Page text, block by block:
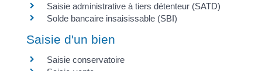
Saisie administrative à tiers détenteur (SATD)
Solde bancaire insaisissable (SBI)
Saisie d'un bien
Saisie conservatoire